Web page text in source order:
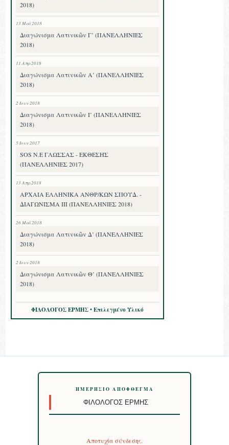
2018)
13 Μαΐ 2018
Διαγώνισμα Λατινικῶν Γ’ (ΠΑΝΕΛΛΗΝΙΕΣ
2018)
11 Απρ 2018
Διαγώνισμα Λατινικῶν Α’ (ΠΑΝΕΛΛΗΝΙΕΣ
2018)
2 Ιουν 2018
Διαγώνισμα Λατινικῶν Ι’ (ΠΑΝΕΛΛΗΝΙΕΣ
2018)
5 Ιουν 2017
SOS Ν.Ε ΓΛΩΣΣΑΣ - ΕΚΘΕΣΗΣ
(ΠΑΝΕΛΛΗΝΙΕΣ 2017)
13 Απρ 2018
ΑΡΧΑΙΑ ΕΛΛΗΝΙΚΑ ΑΝΘΡ/ΚΩΝ ΣΠΟΥΔ. -
ΔΙΑΓΩΝΙΣΜΑ III (ΠΑΝΕΛΛΗΝΙΕΣ 2018)
26 Μαΐ 2018
Διαγώνισμα Λατινικῶν Δ’ (ΠΑΝΕΛΛΗΝΙΕΣ
2018)
2 Ιουν 2018
Διαγώνισμα Λατινικῶν Θ’ (ΠΑΝΕΛΛΗΝΙΕΣ
2018)
ΦΙΛΟΛΟΓΟΣ ΕΡΜΗΣ • Επιλεγμένο Υλικό
ΗΜΕΡΉΣΙΟ ΑΠΌΦΘΕΓΜΑ
ΦΙΛΌΛΟΓΟΣ ΕΡΜΉΣ
Αποτυχία σύνδεσης.